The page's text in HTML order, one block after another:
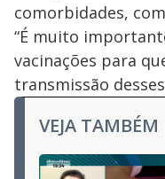
comorbidades,
“É muito
vacinações para
transmissão
VEJA TAMBÉM